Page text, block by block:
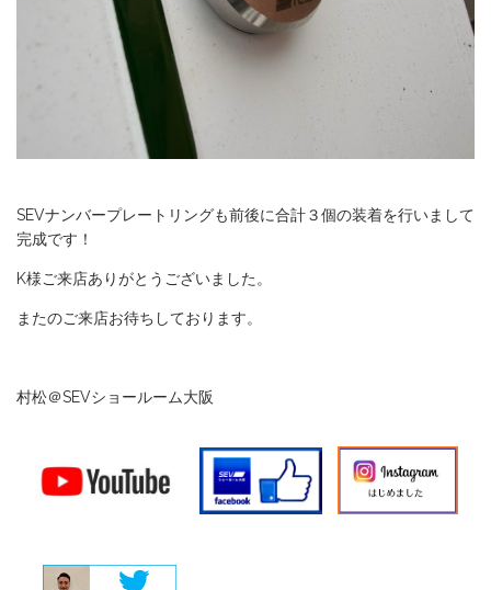
SEVナンバープレートリングも前後に合計３個の装着を行いまして
完成です！
K様ご来店ありがとうございました。
またのご来店お待ちしております。
村松＠SEVショールーム大阪